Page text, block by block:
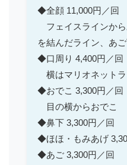
◆全顔 11,000円／回
フェイスラインか
を結んだライン、あ
◆口周り 4,400円／回
横はマリオネット
◆おでこ 3,300円／回
目の横からおでこ
◆鼻下 3,300円／回
◆ほほ・もみあげ
◆あご 3,300円／回